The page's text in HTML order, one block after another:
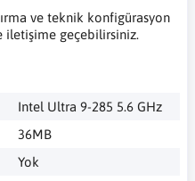
ve teknik konfigürasyon
iletişime geçebilirsiniz.
Intel Ultra 9-285 5.6 GHz
36MB
Yok